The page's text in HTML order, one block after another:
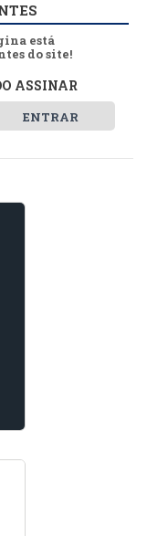
está
do site!
ASSINAR
ENTRAR